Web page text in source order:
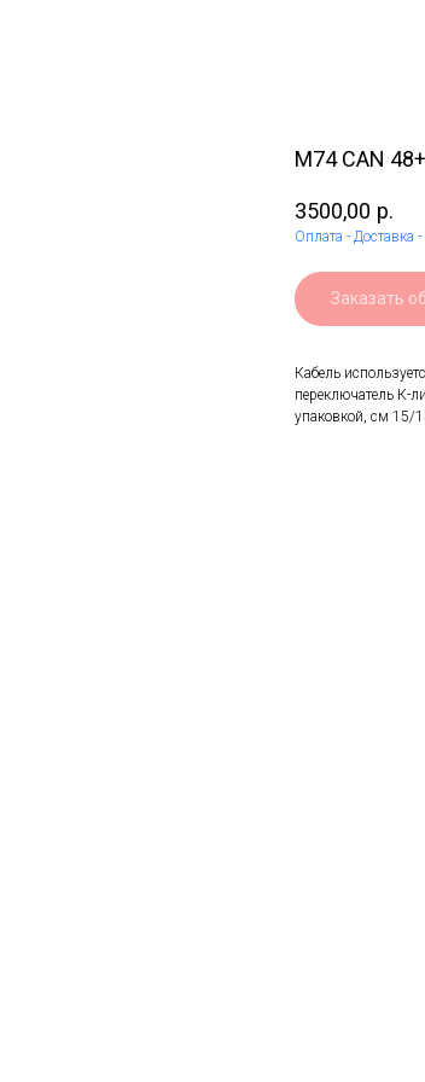
M74 CAN
3500,00 р.
Оплата - Доставка
Заказать
Кабель
переключатель К-
упаковкой, см 15/